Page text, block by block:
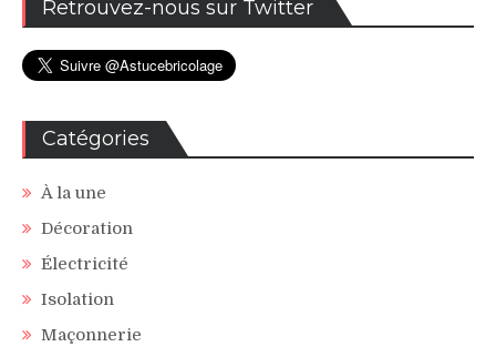
Retrouvez-nous sur Twitter
Catégories
À la une
Décoration
Électricité
Isolation
Maçonnerie